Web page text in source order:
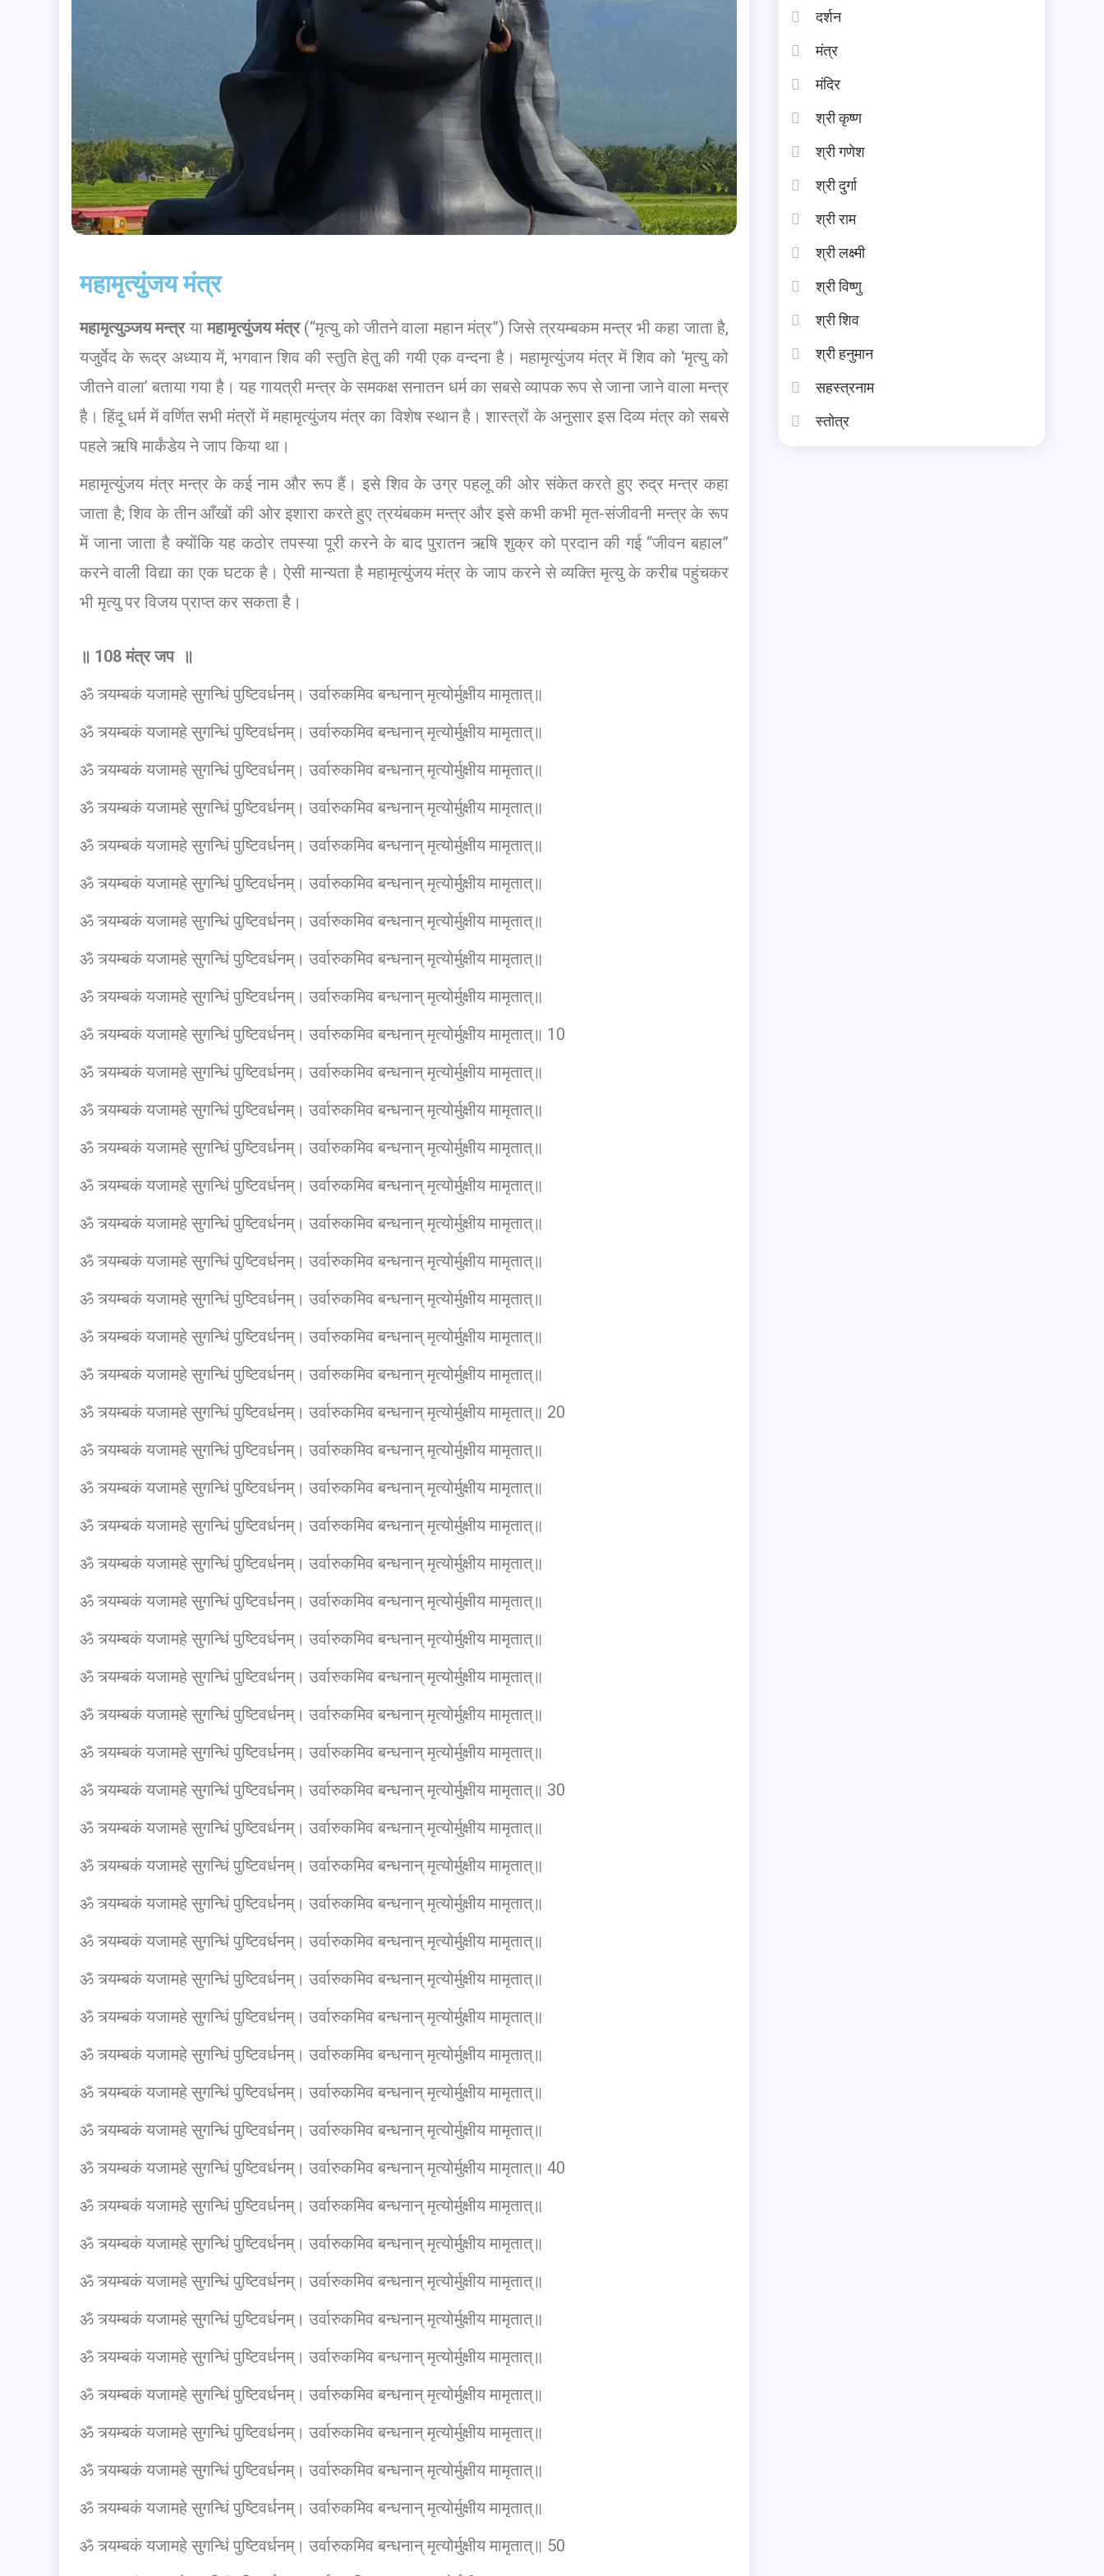
महामृत्युंजय मंत्र
महामृत्युञ्जय मन्त्रयामहामृत्युंजय मंत्र (“मृत्यु को जीतने वाला महान मंत्र”) जिसे त्रयम्बकम मन्त्र भी कहा जाता है,
यजुर्वेद के रूद्र अध्याय में, भगवान शिव की स्तुति हेतु की गयी एक वन्दना है। महामृत्युंजय मंत्र में शिव को ‘मृत्यु को
जीतने वाला’ बताया गया है। यह गायत्री मन्त्र के समकक्ष सनातन धर्म का सबसे व्यापक रूप से जाना जाने वाला मन्त्र
है। हिंदू धर्म में वर्णित सभी मंत्रों में महामृत्युंजय मंत्र का विशेष स्थान है। शास्त्रों के अनुसार इस दिव्य मंत्र को सबसे
पहले ऋषि मार्कंडेय ने जाप किया था।
महामृत्युंजय मंत्र मन्त्र के कई नाम और रूप हैं। इसे शिव के उग्र पहलू की ओर संकेत करते हुए रुद्र मन्त्र कहा
जाता है; शिव के तीन आँखों की ओर इशारा करते हुए त्रयंबकम मन्त्र और इसे कभी कभी मृत-संजीवनी मन्त्र के रूप
में जाना जाता है क्योंकि यह कठोर तपस्या पूरी करने के बाद पुरातन ऋषि शुक्र को प्रदान की गई “जीवन बहाल”
करने वाली विद्या का एक घटक है। ऐसी मान्यता है महामृत्युंजय मंत्र के जाप करने से व्यक्ति मृत्यु के करीब पहुंचकर
भी मृत्यु पर विजय प्राप्त कर सकता है।
॥ 108 मंत्र जप ॥
ॐ त्र्यम्बकं यजामहे सुगन्धिं पुष्टिवर्धनम्। उर्वारुकमिव बन्धनान् मृत्योर्मुक्षीय मामृतात्॥
ॐ त्र्यम्बकं यजामहे सुगन्धिं पुष्टिवर्धनम्। उर्वारुकमिव बन्धनान् मृत्योर्मुक्षीय मामृतात्॥
ॐ त्र्यम्बकं यजामहे सुगन्धिं पुष्टिवर्धनम्। उर्वारुकमिव बन्धनान् मृत्योर्मुक्षीय मामृतात्॥
ॐ त्र्यम्बकं यजामहे सुगन्धिं पुष्टिवर्धनम्। उर्वारुकमिव बन्धनान् मृत्योर्मुक्षीय मामृतात्॥
ॐ त्र्यम्बकं यजामहे सुगन्धिं पुष्टिवर्धनम्। उर्वारुकमिव बन्धनान् मृत्योर्मुक्षीय मामृतात्॥
ॐ त्र्यम्बकं यजामहे सुगन्धिं पुष्टिवर्धनम्। उर्वारुकमिव बन्धनान् मृत्योर्मुक्षीय मामृतात्॥
ॐ त्र्यम्बकं यजामहे सुगन्धिं पुष्टिवर्धनम्। उर्वारुकमिव बन्धनान् मृत्योर्मुक्षीय मामृतात्॥
ॐ त्र्यम्बकं यजामहे सुगन्धिं पुष्टिवर्धनम्। उर्वारुकमिव बन्धनान् मृत्योर्मुक्षीय मामृतात्॥
ॐ त्र्यम्बकं यजामहे सुगन्धिं पुष्टिवर्धनम्। उर्वारुकमिव बन्धनान् मृत्योर्मुक्षीय मामृतात्॥
ॐ त्र्यम्बकं यजामहे सुगन्धिं पुष्टिवर्धनम्। उर्वारुकमिव बन्धनान् मृत्योर्मुक्षीय मामृतात्॥ 10
ॐ त्र्यम्बकं यजामहे सुगन्धिं पुष्टिवर्धनम्। उर्वारुकमिव बन्धनान् मृत्योर्मुक्षीय मामृतात्॥
ॐ त्र्यम्बकं यजामहे सुगन्धिं पुष्टिवर्धनम्। उर्वारुकमिव बन्धनान् मृत्योर्मुक्षीय मामृतात्॥
ॐ त्र्यम्बकं यजामहे सुगन्धिं पुष्टिवर्धनम्। उर्वारुकमिव बन्धनान् मृत्योर्मुक्षीय मामृतात्॥
ॐ त्र्यम्बकं यजामहे सुगन्धिं पुष्टिवर्धनम्। उर्वारुकमिव बन्धनान् मृत्योर्मुक्षीय मामृतात्॥
ॐ त्र्यम्बकं यजामहे सुगन्धिं पुष्टिवर्धनम्। उर्वारुकमिव बन्धनान् मृत्योर्मुक्षीय मामृतात्॥
ॐ त्र्यम्बकं यजामहे सुगन्धिं पुष्टिवर्धनम्। उर्वारुकमिव बन्धनान् मृत्योर्मुक्षीय मामृतात्॥
ॐ त्र्यम्बकं यजामहे सुगन्धिं पुष्टिवर्धनम्। उर्वारुकमिव बन्धनान् मृत्योर्मुक्षीय मामृतात्॥
ॐ त्र्यम्बकं यजामहे सुगन्धिं पुष्टिवर्धनम्। उर्वारुकमिव बन्धनान् मृत्योर्मुक्षीय मामृतात्॥
ॐ त्र्यम्बकं यजामहे सुगन्धिं पुष्टिवर्धनम्। उर्वारुकमिव बन्धनान् मृत्योर्मुक्षीय मामृतात्॥
ॐ त्र्यम्बकं यजामहे सुगन्धिं पुष्टिवर्धनम्। उर्वारुकमिव बन्धनान् मृत्योर्मुक्षीय मामृतात्॥ 20
ॐ त्र्यम्बकं यजामहे सुगन्धिं पुष्टिवर्धनम्। उर्वारुकमिव बन्धनान् मृत्योर्मुक्षीय मामृतात्॥
ॐ त्र्यम्बकं यजामहे सुगन्धिं पुष्टिवर्धनम्। उर्वारुकमिव बन्धनान् मृत्योर्मुक्षीय मामृतात्॥
ॐ त्र्यम्बकं यजामहे सुगन्धिं पुष्टिवर्धनम्। उर्वारुकमिव बन्धनान् मृत्योर्मुक्षीय मामृतात्॥
ॐ त्र्यम्बकं यजामहे सुगन्धिं पुष्टिवर्धनम्। उर्वारुकमिव बन्धनान् मृत्योर्मुक्षीय मामृतात्॥
ॐ त्र्यम्बकं यजामहे सुगन्धिं पुष्टिवर्धनम्। उर्वारुकमिव बन्धनान् मृत्योर्मुक्षीय मामृतात्॥
ॐ त्र्यम्बकं यजामहे सुगन्धिं पुष्टिवर्धनम्। उर्वारुकमिव बन्धनान् मृत्योर्मुक्षीय मामृतात्॥
ॐ त्र्यम्बकं यजामहे सुगन्धिं पुष्टिवर्धनम्। उर्वारुकमिव बन्धनान् मृत्योर्मुक्षीय मामृतात्॥
ॐ त्र्यम्बकं यजामहे सुगन्धिं पुष्टिवर्धनम्। उर्वारुकमिव बन्धनान् मृत्योर्मुक्षीय मामृतात्॥
ॐ त्र्यम्बकं यजामहे सुगन्धिं पुष्टिवर्धनम्। उर्वारुकमिव बन्धनान् मृत्योर्मुक्षीय मामृतात्॥
ॐ त्र्यम्बकं यजामहे सुगन्धिं पुष्टिवर्धनम्। उर्वारुकमिव बन्धनान् मृत्योर्मुक्षीय मामृतात्॥ 30
ॐ त्र्यम्बकं यजामहे सुगन्धिं पुष्टिवर्धनम्। उर्वारुकमिव बन्धनान् मृत्योर्मुक्षीय मामृतात्॥
ॐ त्र्यम्बकं यजामहे सुगन्धिं पुष्टिवर्धनम्। उर्वारुकमिव बन्धनान् मृत्योर्मुक्षीय मामृतात्॥
ॐ त्र्यम्बकं यजामहे सुगन्धिं पुष्टिवर्धनम्। उर्वारुकमिव बन्धनान् मृत्योर्मुक्षीय मामृतात्॥
ॐ त्र्यम्बकं यजामहे सुगन्धिं पुष्टिवर्धनम्। उर्वारुकमिव बन्धनान् मृत्योर्मुक्षीय मामृतात्॥
ॐ त्र्यम्बकं यजामहे सुगन्धिं पुष्टिवर्धनम्। उर्वारुकमिव बन्धनान् मृत्योर्मुक्षीय मामृतात्॥
ॐ त्र्यम्बकं यजामहे सुगन्धिं पुष्टिवर्धनम्। उर्वारुकमिव बन्धनान् मृत्योर्मुक्षीय मामृतात्॥
ॐ त्र्यम्बकं यजामहे सुगन्धिं पुष्टिवर्धनम्। उर्वारुकमिव बन्धनान् मृत्योर्मुक्षीय मामृतात्॥
ॐ त्र्यम्बकं यजामहे सुगन्धिं पुष्टिवर्धनम्। उर्वारुकमिव बन्धनान् मृत्योर्मुक्षीय मामृतात्॥
ॐ त्र्यम्बकं यजामहे सुगन्धिं पुष्टिवर्धनम्। उर्वारुकमिव बन्धनान् मृत्योर्मुक्षीय मामृतात्॥
ॐ त्र्यम्बकं यजामहे सुगन्धिं पुष्टिवर्धनम्। उर्वारुकमिव बन्धनान् मृत्योर्मुक्षीय मामृतात्॥ 40
ॐ त्र्यम्बकं यजामहे सुगन्धिं पुष्टिवर्धनम्। उर्वारुकमिव बन्धनान् मृत्योर्मुक्षीय मामृतात्॥
ॐ त्र्यम्बकं यजामहे सुगन्धिं पुष्टिवर्धनम्। उर्वारुकमिव बन्धनान् मृत्योर्मुक्षीय मामृतात्॥
ॐ त्र्यम्बकं यजामहे सुगन्धिं पुष्टिवर्धनम्। उर्वारुकमिव बन्धनान् मृत्योर्मुक्षीय मामृतात्॥
ॐ त्र्यम्बकं यजामहे सुगन्धिं पुष्टिवर्धनम्। उर्वारुकमिव बन्धनान् मृत्योर्मुक्षीय मामृतात्॥
ॐ त्र्यम्बकं यजामहे सुगन्धिं पुष्टिवर्धनम्। उर्वारुकमिव बन्धनान् मृत्योर्मुक्षीय मामृतात्॥
ॐ त्र्यम्बकं यजामहे सुगन्धिं पुष्टिवर्धनम्। उर्वारुकमिव बन्धनान् मृत्योर्मुक्षीय मामृतात्॥
ॐ त्र्यम्बकं यजामहे सुगन्धिं पुष्टिवर्धनम्। उर्वारुकमिव बन्धनान् मृत्योर्मुक्षीय मामृतात्॥
ॐ त्र्यम्बकं यजामहे सुगन्धिं पुष्टिवर्धनम्। उर्वारुकमिव बन्धनान् मृत्योर्मुक्षीय मामृतात्॥
ॐ त्र्यम्बकं यजामहे सुगन्धिं पुष्टिवर्धनम्। उर्वारुकमिव बन्धनान् मृत्योर्मुक्षीय मामृतात्॥
ॐ त्र्यम्बकं यजामहे सुगन्धिं पुष्टिवर्धनम्। उर्वारुकमिव बन्धनान् मृत्योर्मुक्षीय मामृतात्॥ 50
दर्शन
मंत्र
मंदिर
श्री कृष्ण
श्री गणेश
श्री दुर्गा
श्री राम
श्री लक्ष्मी
श्री विष्णु
श्री शिव
श्री हनुमान
सहस्त्रनाम
स्तोत्र